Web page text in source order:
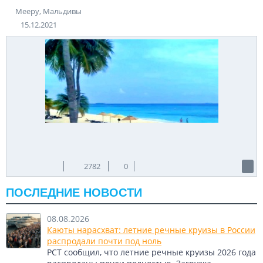
Теги:Мальдивы Мееру
Источник:skylinewebcams.com
Мееру, Мальдивы
15.12.2021
2782 0
ПОСЛЕДНИЕ НОВОСТИ
08.08.2026
Каюты нарасхват: летние речные круизы в России
распродали почти под ноль
РСТ сообщил, что летние речные круизы 2026 года